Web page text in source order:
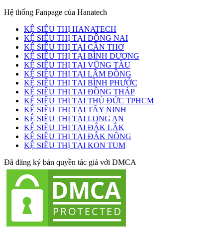
Hệ thống Fanpage của Hanatech
KỆ SIÊU THỊ HANATECH
KỆ SIÊU THỊ TẠI ĐỒNG NAI
KỆ SIÊU THỊ TẠI CẦN THƠ
KỆ SIÊU THỊ TẠI BÌNH DƯƠNG
KỆ SIÊU THỊ TẠI VŨNG TÀU
KỆ SIÊU THỊ TẠI LÂM ĐỒNG
KỆ SIÊU THỊ TẠI BÌNH PHƯỚC
KỆ SIÊU THỊ TẠI ĐỒNG THÁP
KỆ SIÊU THỊ TẠI THỦ ĐỨC TPHCM
KỆ SIÊU THỊ TẠI TÂY NINH
KỆ SIÊU THỊ TẠI LONG AN
KỆ SIÊU THỊ TẠI ĐẮK LẮK
KỆ SIÊU THỊ TẠI ĐẮK NÔNG
KỆ SIÊU THỊ TẠI KON TUM
Đã đăng ký bản quyền tác giả với DMCA